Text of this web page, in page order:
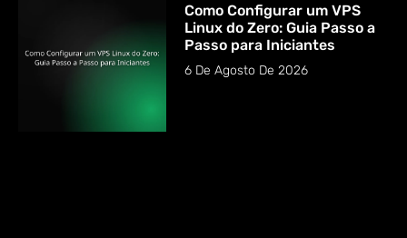
Como Configurar um VPS
Linux do Zero: Guia Passo a
Passo para Iniciantes
6 De Agosto De 2026